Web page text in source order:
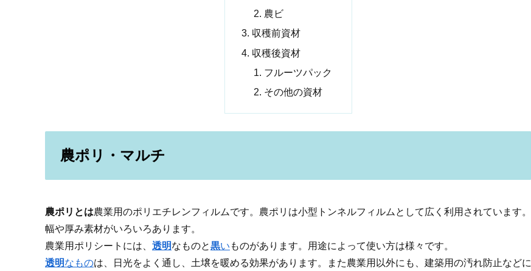
農ビ
収穫前資材
収穫後資材
フルーツパック
その他の資材
農ポリ・マルチ
農ポリとは農業用のポリエチレンフィルムです。農ポリは小型トンネルフィルムとして広く利用されています。
幅や厚み素材がいろいろあります。
農業用ポリシートには、 透明なものと黒い ものがあります。用途によって使い方は様々です。
透明なものは、日光をよく通し、土壌を暖める効果があります。また農業用以外にも、建築用の汚れ防止などに